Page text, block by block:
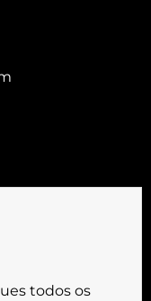
todos os